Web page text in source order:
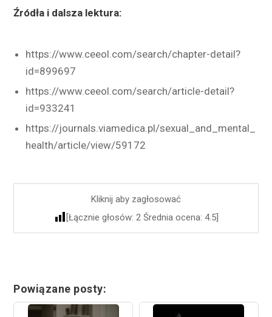
Źródła i dalsza lektura:
https://www.ceeol.com/search/chapter-detail?
id=899697
https://www.ceeol.com/search/article-detail?
id=933241
https://journals.viamedica.pl/sexual_and_mental_
health/article/view/59172
Kliknij aby zagłosować
[Łącznie głosów: 2Średnia ocena: 4.5]
Powiązane posty: